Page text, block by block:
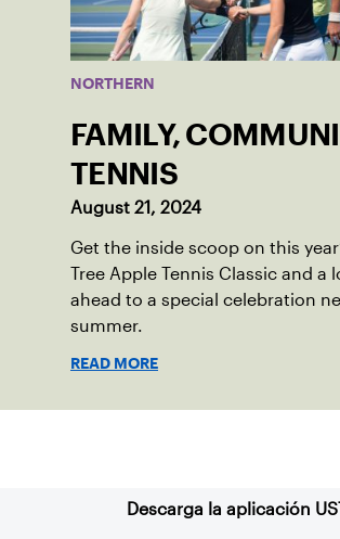
NORTHERN
FAMILY,
TENNIS
August 21, 2024
Get the inside scoop on this
Tree Apple Tennis Classic and a
ahead to a special celebration
summer.
READ MORE
Descarga la aplicación